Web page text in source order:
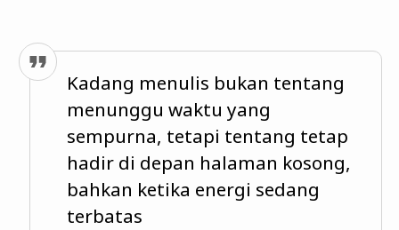
Kadang menulis bukan tentang
menunggu waktu yang
sempurna, tetapi tentang tetap
hadir di depan halaman kosong,
bahkan ketika energi sedang
terbatas